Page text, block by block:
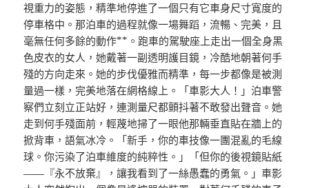
視重力的姿態，精準地停進了一個只有它車身尺寸寬度的
停車格中。那泊車的過程就像一場舞蹈，流暢、完美，且
毫無任何多餘的動作**。跑車的駕駛座上走出一個全身黑
色皮衣的女人，她戴著一副透明護目鏡，冷酷地朝著何手
殘的方向走來。她的步伐優雅而精準，每一步都像是被測
量過一樣，完美地落在網格線上。「車影大人！」泊車警
察們立刻立正站好，連測量尺都顫抖著不敢發出聲音。她
走到何手殘面前，輕蔑地掃了一眼他那輛垂直貼在牆上的
掀背車，語氣冰冷。「新手，你的車技像一團混亂的毛線
球。你污染了泊車維度的純粹性。」「但你的後視鏡貼紙
——『永不放棄』，讓我看到了一絲愚蠢的勇氣。」車影